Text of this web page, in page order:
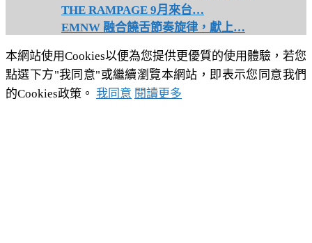
THE RAMPAGE 9月來台…
EMNW 融合饒舌節奏旋律，獻上…
本網站使用Cookies以便為您提供更優質的使用體驗，若您
點選下方"我同意"或繼續瀏覽本網站，即表示您同意我們
的Cookies政策。 我同意 閱讀更多